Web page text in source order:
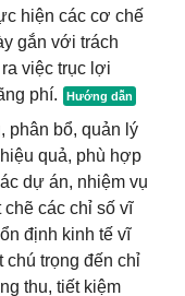
hiện các cơ chế
gắn với trách
việc trục lợi
phí.
phân bổ, quản lý
quả, phù hợp
dự án, nhiệm vụ
các chỉ số vĩ
định kinh tế vĩ
chú trọng đến chỉ
thu, tiết kiệm